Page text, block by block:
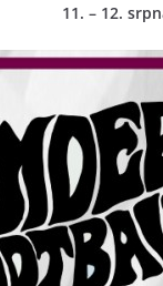
11. – 12.